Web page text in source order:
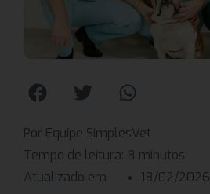
Por Equipe SimplesVet
Tempo de leitura: 8 minutos
Atualizado em
18/02/2026